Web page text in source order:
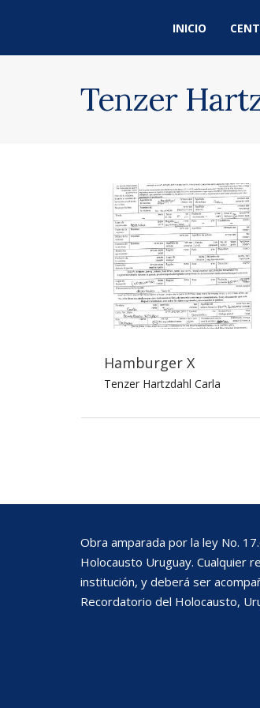
INICIO
Tenzer
Hamburger X
Tenzer Hartzdahl Carla
Obra amparada por la ley No.
Holocausto Uruguay. Cualquier
institución, y deberá ser
Recordatorio del Holocausto,